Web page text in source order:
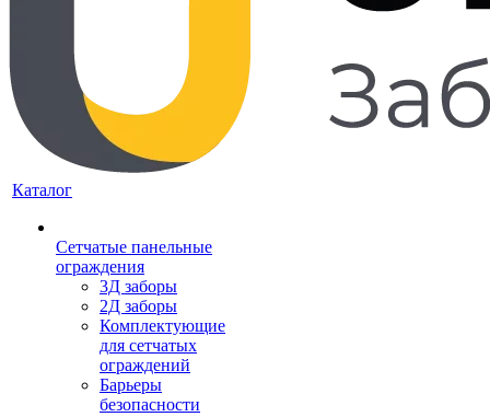
Каталог
Сетчатые панельные
ограждения
3Д заборы
2Д заборы
Комплектующие
для сетчатых
ограждений
Барьеры
безопасности